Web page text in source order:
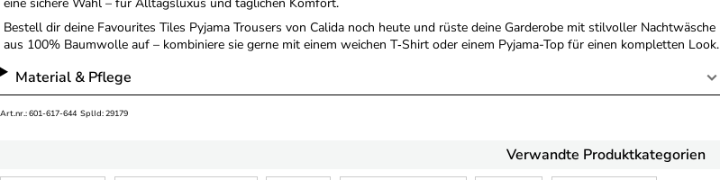
Bestell dir deine Favourites Tiles Pyjama Trousers von Calida noch heute und rüste deine Garderobe mit stilvoller Nachtwäsche
aus 100% Baumwolle auf – kombiniere sie gerne mit einem weichen T‑Shirt oder einem Pyjama-Top für einen kompletten Look.
Material & Pflege
Art.nr.: 601-617-644 SplId: 29179
Verwandte Produktkategorien